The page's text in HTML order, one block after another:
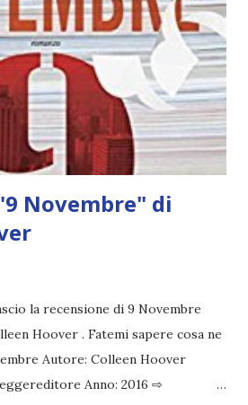
Novembre" di
la recensione di 9 Novembre
Hoover . Fatemi sapere cosa ne
Autore: Colleen Hoover
Anno: 2016 ⇨